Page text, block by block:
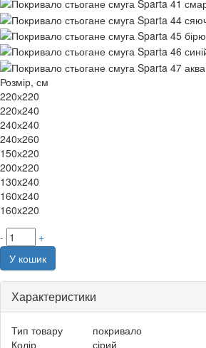
Розмір, см
220х220
220х240
240х240
240х260
150х220
200x220
130x240
160x240
160x220
-
+
У кошик
Характеристики
Тип товару
покривало
Колір
сірий